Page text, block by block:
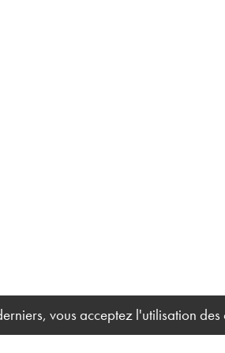
vous acceptez l'utilisation des